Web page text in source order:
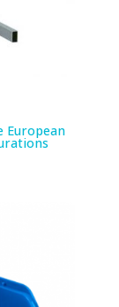
European